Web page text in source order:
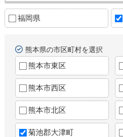
福岡県
熊本県の市区町村を選択
熊本市東区
熊本市西区
熊本市北区
菊池郡大津町